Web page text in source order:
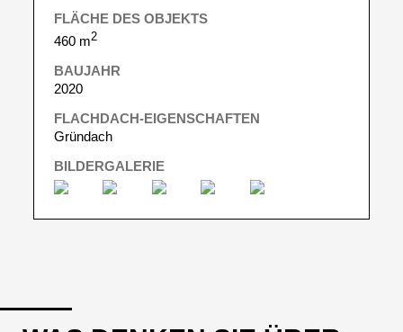
FLÄCHE DES OBJEKTS
460 m2
BAUJAHR
2020
FLACHDACH-EIGENSCHAFTEN
Gründach
BILDERGALERIE